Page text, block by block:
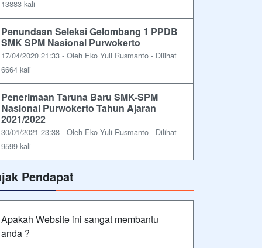
13883 kali
Penundaan Seleksi Gelombang 1 PPDB
SMK SPM Nasional Purwokerto
17/04/2020 21:33 - Oleh Eko Yuli Rusmanto - Dilihat
6664 kali
Penerimaan Taruna Baru SMK-SPM
Nasional Purwokerto Tahun Ajaran
2021/2022
30/01/2021 23:38 - Oleh Eko Yuli Rusmanto - Dilihat
9599 kali
Pendapat
Apakah Website ini sangat membantu
anda ?